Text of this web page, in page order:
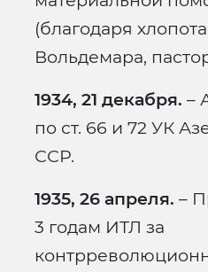
(благодаря
Вольдемара,
1934, 21 декабря. –
по ст. 66 и 72 УК
ССР.
1935, 26 апреля. –
3 годам ИТЛ за